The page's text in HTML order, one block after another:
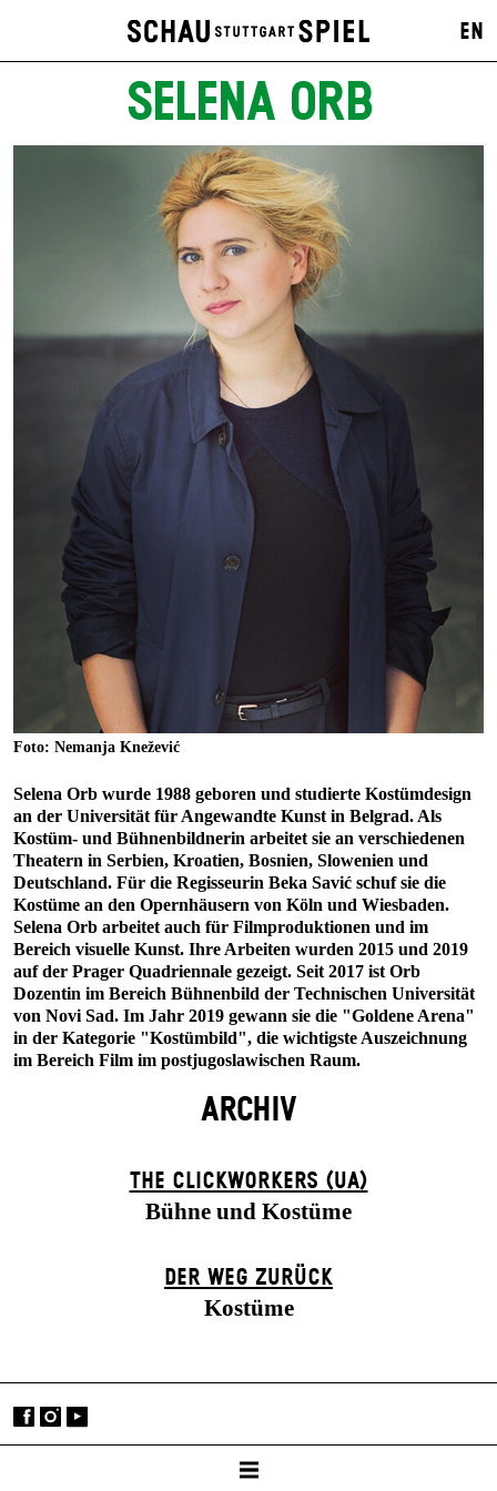
EN
SELENA ORB
Foto: Nemanja Knežević
Selena Orb wurde 1988 geboren und studierte Kostümdesign
an der Universität für Angewandte Kunst in Belgrad. Als
Kostüm- und Bühnenbildnerin arbeitet sie an verschiedenen
Theatern in Serbien, Kroatien, Bosnien, Slowenien und
Deutschland. Für die Regisseurin Beka Savić schuf sie die
Kostüme an den Opernhäusern von Köln und Wiesbaden.
Selena Orb arbeitet auch für Filmproduktionen und im
Bereich visuelle Kunst. Ihre Arbeiten wurden 2015 und 2019
auf der Prager Quadriennale gezeigt. Seit 2017 ist Orb
Dozentin im Bereich Bühnenbild der Technischen Universität
von Novi Sad. Im Jahr 2019 gewann sie die "Goldene Arena"
in der Kategorie "Kostümbild", die wichtigste Auszeichnung
im Bereich Film im postjugoslawischen Raum.
ARCHIV
THE CLICKWORKERS (UA)
Bühne und Kostüme
DER WEG ZU­RÜCK
Kostüme